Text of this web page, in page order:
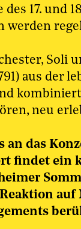
17. und
werden
Soli
aus
neu
an das
findet ein
auf